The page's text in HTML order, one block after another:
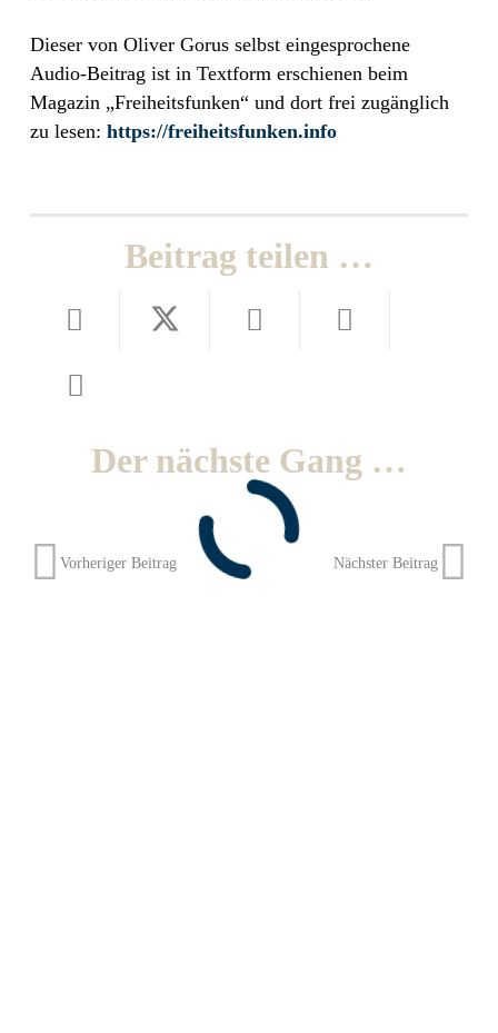
Dieser von Oliver Gorus selbst eingesprochene
Audio-Beitrag ist in Textform erschienen beim
Magazin „Freiheitsfunken“ und dort frei zugänglich
zu lesen: https://freiheitsfunken.info
Beitrag teilen …
Der nächste Gang …
Vorheriger Beitrag Nächster Beitrag